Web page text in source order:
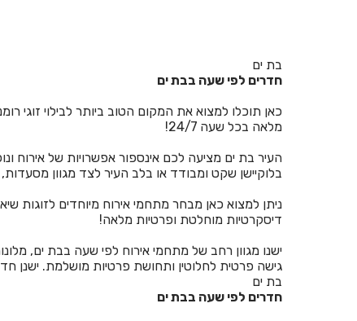
בת ים
חדרים לפי שעה בבת ים
כאן תוכלו למצוא את המקום הטוב ביותר לבילוי זוגי
מלאה בכל שעה 24/7!
העיר בת ים מציעה לכם אינספור אפשרויות של אירוח
בלוקיישן שקט ומבודד או בלב העיר לצד מגוון
ניתן למצוא כאן מבחר מתחמי אירוח מיוחדים לזוגות
דיסקרטיות מוחלטת ופרטיות מלאה!
ישנו מגוון רחב של מתחמי אירוח לפי שעה בבת ים,
גישה פרטית לחלוטין ותחושת פרטיות מושלמת.
בת ים
חדרים לפי שעה בבת ים